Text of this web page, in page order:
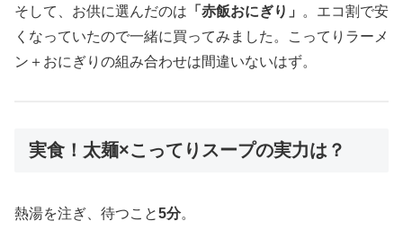
そして、お供に選んだのは 「赤飯おにぎり」
。エコ割で安
くなっていたので一緒に買ってみました。こってりラーメ
ン＋おにぎりの組み合わせは間違いないはず。
実食！太麺×こってりスープの実力は？
熱湯を注ぎ、待つこと5分。